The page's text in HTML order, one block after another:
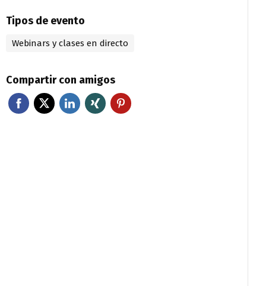
Tipos de evento
Webinars y clases en directo
Compartir con amigos